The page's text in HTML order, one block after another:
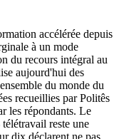
accélérée depuis
à un mode
du recours intégral au
aujourd'hui des
du monde du
recueillies par Politês
les répondants. Le
reste une
dix déclarent ne pas